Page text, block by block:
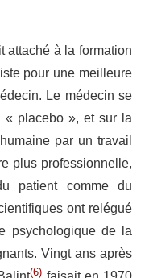
attaché à la formation
pour une meilleure
Le médecin se
« placebo », et sur la
par un travail
plus professionnelle,
patient comme du
ont relégué
psychologique de la
Vingt ans après
(6)